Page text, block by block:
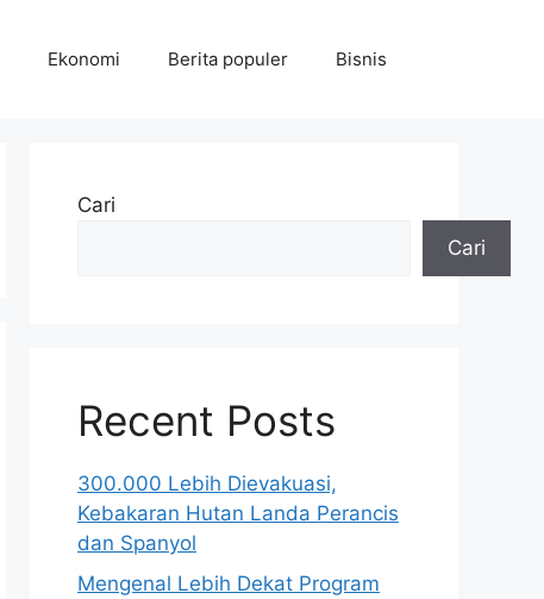
Ekonomi Berita populer Bisnis
Cari
Cari
Recent Posts
300.000 Lebih Dievakuasi,
Kebakaran Hutan Landa Perancis
dan Spanyol
Mengenal Lebih Dekat Program